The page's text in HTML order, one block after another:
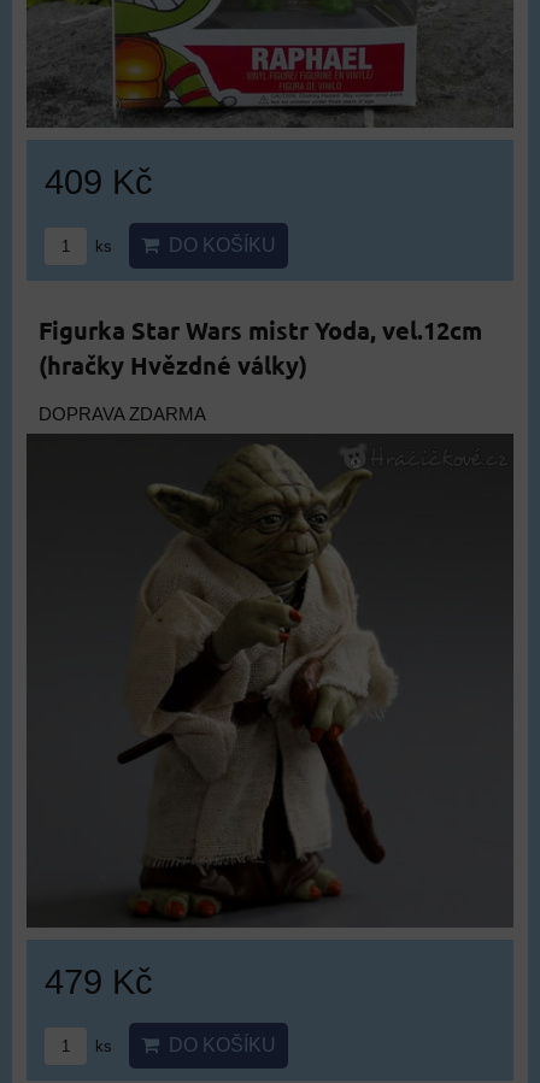
409 Kč
ks DO KOŠÍKU
Figurka Star Wars mistr Yoda, vel.12cm
(hračky Hvězdné války)
DOPRAVA ZDARMA
479 Kč
ks DO KOŠÍKU